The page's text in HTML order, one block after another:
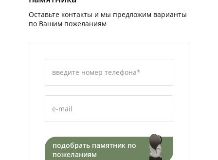
Оставьте контакты и мы предложим варианты
по Вашим пожеланиям
подобрать памятник по
пожеланиям